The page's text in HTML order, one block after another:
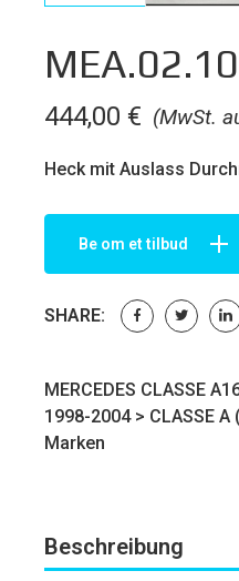
(MwSt.
444,00 €
Heck mit Auslass
Be om et tilbud
SHARE:
MERCEDES CLASSE
1998-2004 > CLASSE A
Marken
Beschreibung